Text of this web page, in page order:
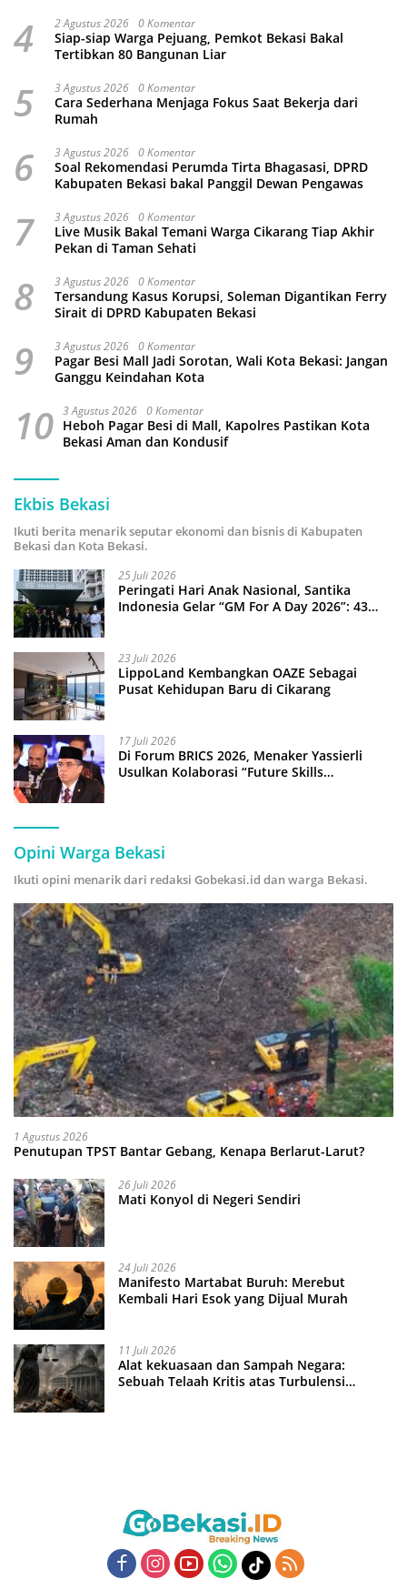
4 2 Agustus 2026 0 Komentar
Siap-siap Warga Pejuang, Pemkot Bekasi Bakal
Tertibkan 80 Bangunan Liar
5 3 Agustus 2026 0 Komentar
Cara Sederhana Menjaga Fokus Saat Bekerja dari
Rumah
6 3 Agustus 2026 0 Komentar
Soal Rekomendasi Perumda Tirta Bhagasasi, DPRD
Kabupaten Bekasi bakal Panggil Dewan Pengawas
7 3 Agustus 2026 0 Komentar
Live Musik Bakal Temani Warga Cikarang Tiap Akhir
Pekan di Taman Sehati
8 3 Agustus 2026 0 Komentar
Tersandung Kasus Korupsi, Soleman Digantikan Ferry
Sirait di DPRD Kabupaten Bekasi
9 3 Agustus 2026 0 Komentar
Pagar Besi Mall Jadi Sorotan, Wali Kota Bekasi: Jangan
Ganggu Keindahan Kota
10 3 Agustus 2026 0 Komentar
Heboh Pagar Besi di Mall, Kapolres Pastikan Kota
Bekasi Aman dan Kondusif
Ekbis Bekasi
Ikuti berita menarik seputar ekonomi dan bisnis di Kabupaten
Bekasi dan Kota Bekasi.
25 Juli 2026
Peringati Hari Anak Nasional, Santika
Indonesia Gelar “GM For A Day 2026”: 43
23 Juli 2026
LippoLand Kembangkan OAZE Sebagai
Pusat Kehidupan Baru di Cikarang
17 Juli 2026
Di Forum BRICS 2026, Menaker Yassierli
Usulkan Kolaborasi “Future Skills
Opini Warga Bekasi
Ikuti opini menarik dari redaksi Gobekasi.id dan warga Bekasi.
1 Agustus 2026
Penutupan TPST Bantar Gebang, Kenapa Berlarut-Larut?
26 Juli 2026
Mati Konyol di Negeri Sendiri
24 Juli 2026
Manifesto Martabat Buruh: Merebut
Kembali Hari Esok yang Dijual Murah
11 Juli 2026
Alat kekuasaan dan Sampah Negara:
Sebuah Telaah Kritis atas Turbulensi